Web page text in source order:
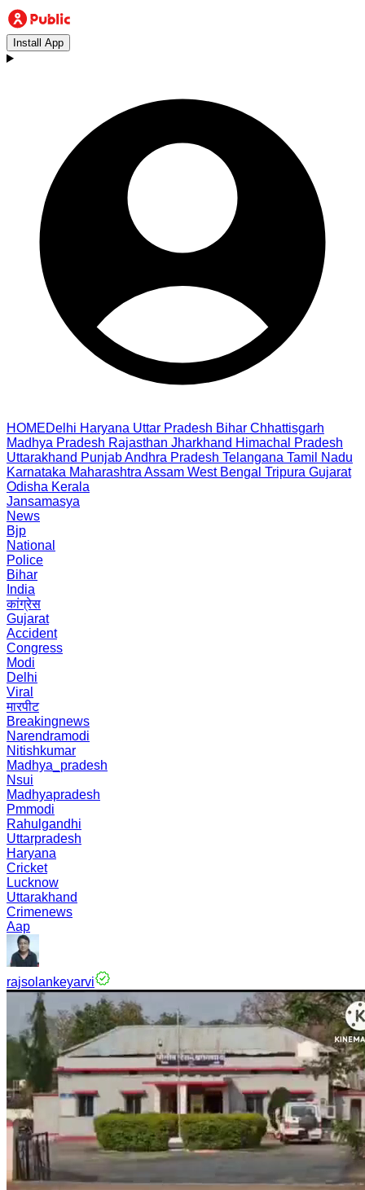
Install App
HOMEDelhi Haryana Uttar Pradesh Bihar Chhattisgarh
Madhya Pradesh Rajasthan Jharkhand Himachal Pradesh
Uttarakhand PunjabAndhra Pradesh Telangana Tamil Nadu
Karnataka Maharashtra Assam West Bengal Tripura Gujarat
Odisha Kerala
Jansamasya
News
Bjp
National
Police
Bihar
India
कांग्रेस
Gujarat
Accident
Congress
Modi
Delhi
Viral
मारपीट
Breakingnews
Narendramodi
Nitishkumar
Madhya_pradesh
Nsui
Madhyapradesh
Pmmodi
Rahulgandhi
Uttarpradesh
Haryana
Cricket
Lucknow
Uttarakhand
Crimenews
Aap
rajsolankeyarvi